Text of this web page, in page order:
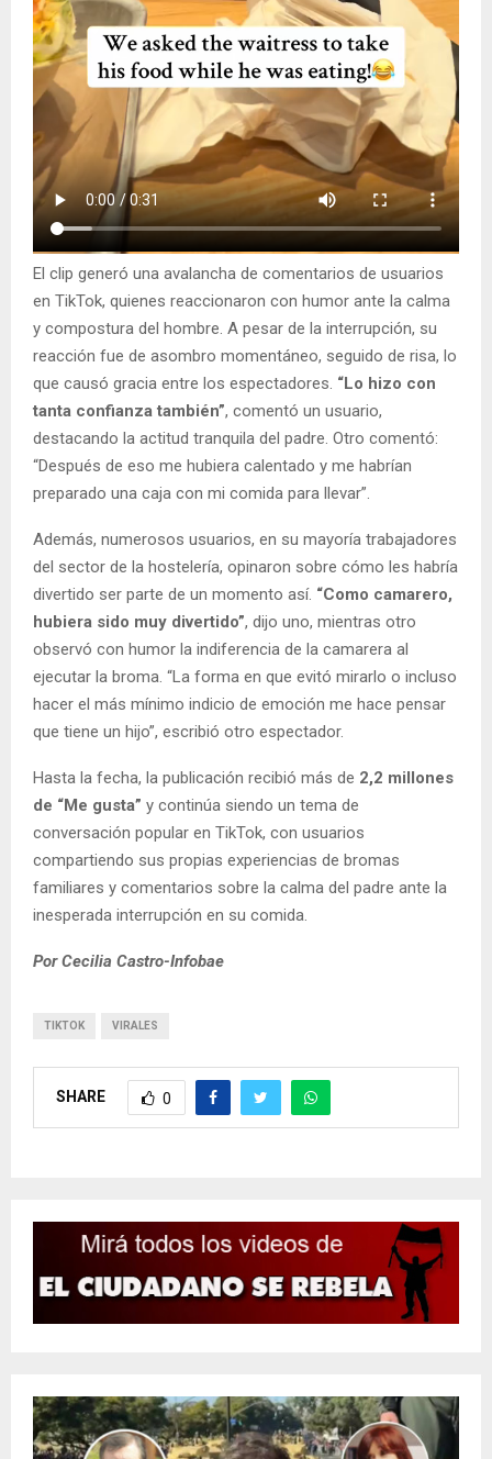
El clip generó una avalancha de comentarios de usuarios
en TikTok, quienes reaccionaron con humor ante la calma
y compostura del hombre. A pesar de la interrupción, su
reacción fue de asombro momentáneo, seguido de risa, lo
que causó gracia entre los espectadores. “Lo hizo con
tanta confianza también”, comentó un usuario,
destacando la actitud tranquila del padre. Otro comentó:
“Después de eso me hubiera calentado y me habrían
preparado una caja con mi comida para llevar”.
Además, numerosos usuarios, en su mayoría trabajadores
del sector de la hostelería, opinaron sobre cómo les habría
divertido ser parte de un momento así. “Como camarero,
hubiera sido muy divertido”, dijo uno, mientras otro
observó con humor la indiferencia de la camarera al
ejecutar la broma. “La forma en que evitó mirarlo o incluso
hacer el más mínimo indicio de emoción me hace pensar
que tiene un hijo”, escribió otro espectador.
Hasta la fecha, la publicación recibió más de 2,2 millones
de “Me gusta” y continúa siendo un tema de
conversación popular en TikTok, con usuarios
compartiendo sus propias experiencias de bromas
familiares y comentarios sobre la calma del padre ante la
inesperada interrupción en su comida.
Por Cecilia Castro-Infobae
TIKTOK VIRALES
SHARE 0